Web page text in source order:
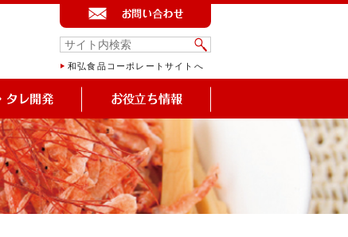
和弘食品コーポレートサイトへ